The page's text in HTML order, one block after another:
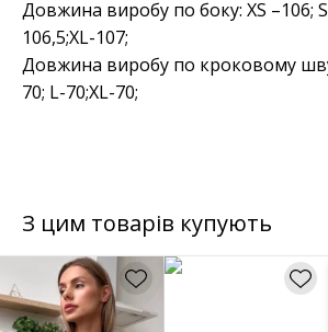
Довжина виробу по боку: XS –106;
106,5;XL-107;
Довжина виробу по кроковому
70; L-70;XL-70;
З цим товарів купують